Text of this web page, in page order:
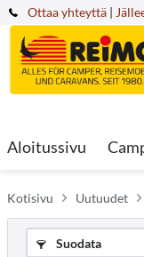
Ottaa yhteyttä |
Aloitussivu
Kotisivu Uutuudet
Suodata